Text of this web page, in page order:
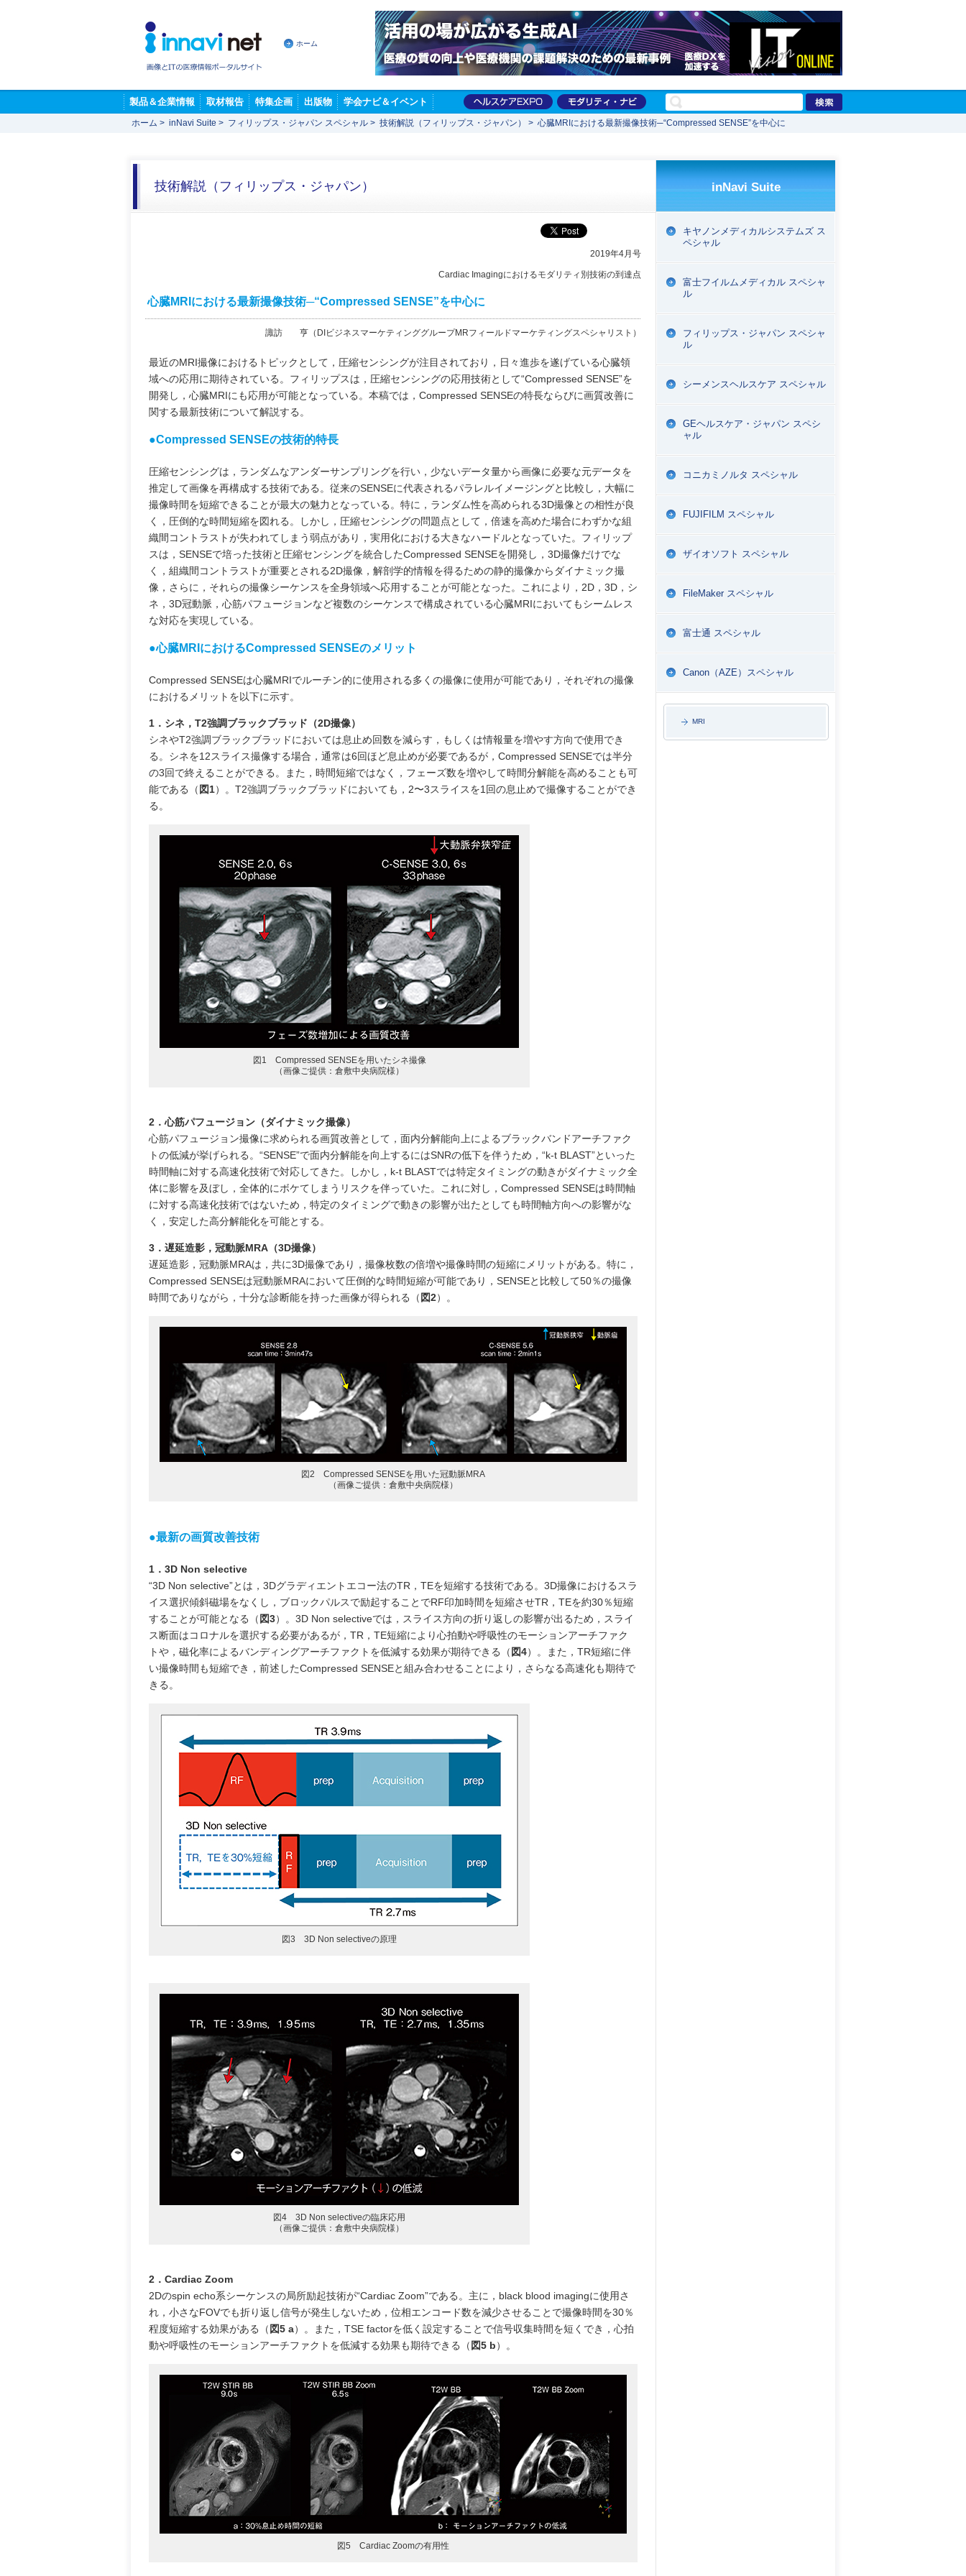
ホーム
製品＆企業情報 取材報告 特集企画 出版物 学会ナビ＆イベント
ホーム > inNavi Suite > フィリップス・ジャパン スペシャル > 技術解説（フィリップス・ジャパン） > 心臓MRIにおける最新撮像技術─“Compressed SENSE”を中心に
技術解説（フィリップス・ジャパン）
2019年4月号
Cardiac Imagingにおけるモダリティ別技術の到達点
心臓MRIにおける最新撮像技術─“Compressed SENSE”を中心に
諏訪 亨（DIビジネスマーケティンググループMRフィールドマーケティングスペシャリスト）
最近のMRI撮像におけるトピックとして，圧縮センシングが注目されており，日々進歩を遂げている心臓領
域への応用に期待されている。フィリップスは，圧縮センシングの応用技術として“Compressed SENSE”を
開発し，心臓MRIにも応用が可能となっている。本稿では，Compressed SENSEの特長ならびに画質改善に
関する最新技術について解説する。
‌●Compressed SENSEの技術的特長
圧縮センシングは，ランダムなアンダーサンプリングを行い，少ないデータ量から画像に必要な元データを
推定して画像を再構成する技術である。従来のSENSEに代表されるパラレルイメージングと比較し，大幅に
撮像時間を短縮できることが最大の魅力となっている。特に，ランダム性を高められる3D撮像との相性が良
く，圧倒的な時間短縮を図れる。しかし，圧縮センシングの問題点として，倍速を高めた場合にわずかな組
織間コントラストが失われてしまう弱点があり，実用化における大きなハードルとなっていた。フィリップ
スは，SENSEで培った技術と圧縮センシングを統合したCompressed SENSEを開発し，3D撮像だけでな
く，組織間コントラストが重要とされる2D撮像，解剖学的情報を得るための静的撮像からダイナミック撮
像，さらに，それらの撮像シーケンスを全身領域へ応用することが可能となった。これにより，2D，3D，シ
ネ，3D冠動脈，心筋パフュージョンなど複数のシーケンスで構成されている心臓MRIにおいてもシームレス
な対応を実現している。
●心臓MRIにおけるCompressed SENSEのメリット
Compressed SENSEは心臓MRIでルーチン的に使用される多くの撮像に使用が可能であり，それぞれの撮像
におけるメリットを以下に示す。
1．シネ，T2強調ブラックブラッド（2D撮像）
シネやT2強調ブラックブラッドにおいては息止め回数を減らす，もしくは情報量を増やす方向で使用でき
る。シネを12スライス撮像する場合，通常は6回ほど息止めが必要であるが，Compressed SENSEでは半分
の3回で終えることができる。また，時間短縮ではなく，フェーズ数を増やして時間分解能を高めることも可
能である（ 図1）。T2強調ブラックブラッドにおいても，2〜3スライスを1回の息止めで撮像することができ
る。
図1 Compressed SENSEを用いたシネ撮像
（画像ご提供：倉敷中央病院様）
2．心筋パフュージョン（ダイナミック撮像）
心筋パフュージョン撮像に求められる画質改善として，面内分解能向上によるブラックバンドアーチファク
トの低減が挙げられる。“SENSE”で面内分解能を向上するにはSNRの低下を伴うため，“k-t BLAST”といった
時間軸に対する高速化技術で対応してきた。しかし，k-t BLASTでは特定タイミングの動きがダイナミック全
体に影響を及ぼし，全体的にボケてしまうリスクを伴っていた。これに対し，Compressed SENSEは時間軸
に対する高速化技術ではないため，特定のタイミングで動きの影響が出たとしても時間軸方向への影響がな
く，安定した高分解能化を可能とする。
3．遅延造影，冠動脈MRA（3D撮像）
遅延造影，冠動脈MRAは，共に3D撮像であり，撮像枚数の倍増や撮像時間の短縮にメリットがある。特に，
Compressed SENSEは冠動脈MRAにおいて圧倒的な時間短縮が可能であり，SENSEと比較して50％の撮像
時間でありながら，十分な診断能を持った画像が得られる（ 図2）。
図2 Compressed SENSEを用いた冠動脈MRA
（画像ご提供：倉敷中央病院様）
‌●最新の画質改善技術
1．3D Non selective
“3D Non selective”とは，3Dグラディエントエコー法のTR，TEを短縮する技術である。3D撮像におけるスラ
イス選択傾斜磁場をなくし，ブロックパルスで励起することでRF印加時間を短縮させTR，TEを約30％短縮
することが可能となる（ 図3）。3D Non selectiveでは，スライス方向の折り返しの影響が出るため，スライ
ス断面はコロナルを選択する必要があるが，TR，TE短縮により心拍動や呼吸性のモーションアーチファク
トや，磁化率によるバンディングアーチファクトを低減する効果が期待できる（ 図4）。また，TR短縮に伴
い撮像時間も短縮でき，前述したCompressed SENSEと組み合わせることにより，さらなる高速化も期待で
きる。
図3 3D Non selectiveの原理
図4 3D Non selectiveの臨床応用
（画像ご提供：倉敷中央病院様）
2．Cardiac Zoom
2Dのspin echo系シーケンスの局所励起技術が“Cardiac Zoom”である。主に，black blood imagingに使用さ
れ，小さなFOVでも折り返し信号が発生しないため，位相エンコード数を減少させることで撮像時間を30％
程度短縮する効果がある（図5 a）。また，TSE factorを低く設定することで信号収集時間を短くでき，心拍
動や呼吸性のモーションアーチファクトを低減する効果も期待できる（図5 b）。
図5 Cardiac Zoomの有用性
inNavi Suite
キヤノンメディカルシステムズ ス
ペシャル
富士フイルムメディカル スペシャ
ル
フィリップス・ジャパン スペシャ
ル
シーメンスヘルスケア スペシャル
GEヘルスケア・ジャパン スペシ
ャル
コニカミノルタ スペシャル
FUJIFILM スペシャル
ザイオソフト スペシャル
FileMaker スペシャル
富士通 スペシャル
Canon（AZE）スペシャル
MRI